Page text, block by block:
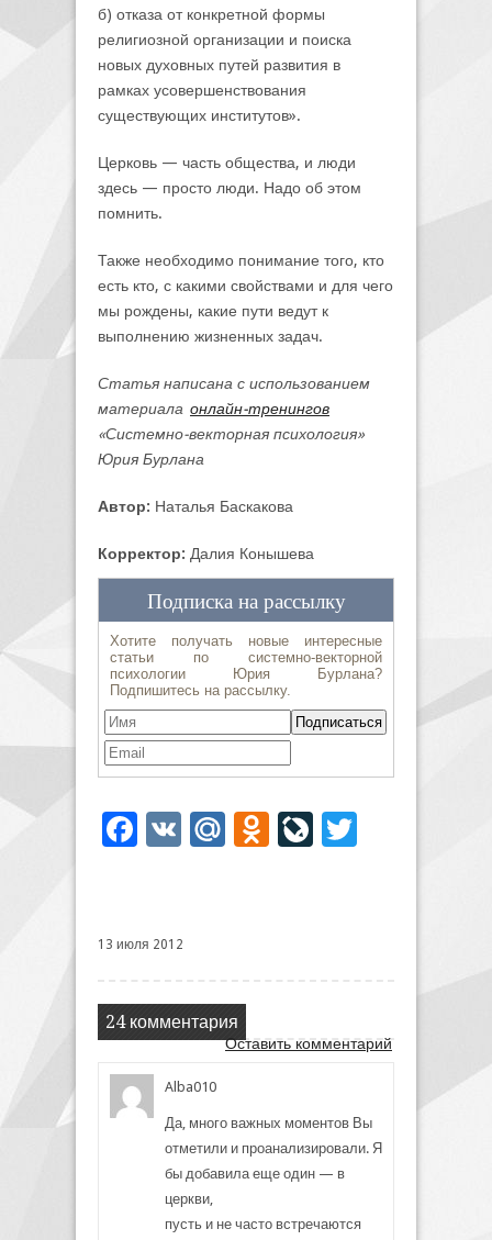
б) отказа от конкретной формы
религиозной организации и поиска
новых духовных путей развития в
рамках усовершенствования
существующих институтов».
Церковь — часть общества, и люди
здесь — просто люди. Надо об этом
помнить.
Также необходимо понимание того, кто
есть кто, с какими свойствами и для чего
мы рождены, какие пути ведут к
выполнению жизненных задач.
Статья написана с использованием
материала онлайн-тренингов
«Системно-векторная психология»
Юрия Бурлана
Автор: Наталья Баскакова
Корректор: Далия Конышева
Facebook
VK Mail.Ru Odnoklassniki
LiveJournal
13 июля 2012
24 комментария
Оставить комментарий
Alba010
Да, много важных моментов Вы
отметили и проанализировали. Я
бы добавила еще один — в
церкви,
пусть и не часто встречаются